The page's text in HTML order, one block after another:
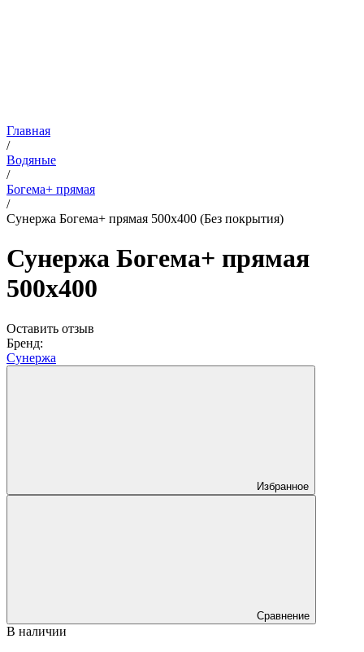
Главная
/
Водяные
/
Богема+ прямая
/
Сунержа Богема+ прямая 500х400 (Без покрытия)
Сунержа Богема+ прямая
500x400
Оставить отзыв
Бренд:
Сунержа
Избранное
Сравнение
В наличии